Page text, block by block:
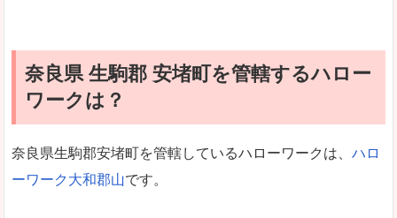
奈良県 生駒郡 安堵町を管轄するハロー
ワークは？
奈良県生駒郡安堵町を管轄しているハローワークは、 ハロ
ーワーク大和郡山です。